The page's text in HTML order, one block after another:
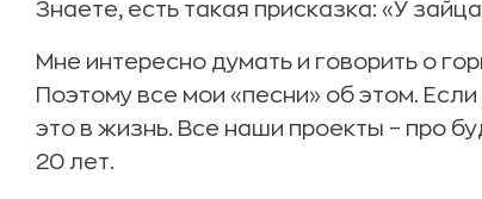
Знаете, есть такая присказка: «У
Мне интересно думать и говорить о
Поэтому все мои «песни» об этом.
это в жизнь. Все наши проекты – про
20 лет.